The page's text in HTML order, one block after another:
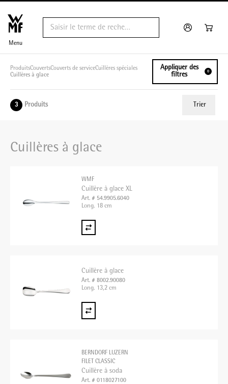
Menu
ProduitsCouvertsCouverts de serviceCuillères spéciales
Cuillères à glace
Appliquer des
filtres
0
3 Produits Trier
Cuillères à glace
WMF
Cuillère à glace XL
Art. # 54.9905.6040
Long. 18 cm
Cuillère à glace
Art. # 8002.90080
Long. 13,2 cm
BERNDORF LUZERN
FILET CLASSIC
Cuillère à soda
Art. # 0118027100